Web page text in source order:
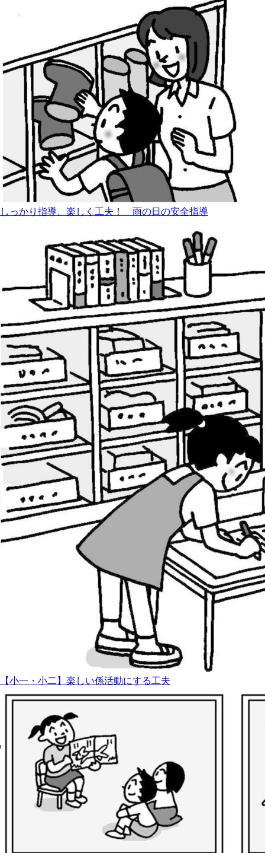
しっかり指導、楽しく工夫！ 雨の日の安全指導
【小一・小二】楽しい係活動にする工夫